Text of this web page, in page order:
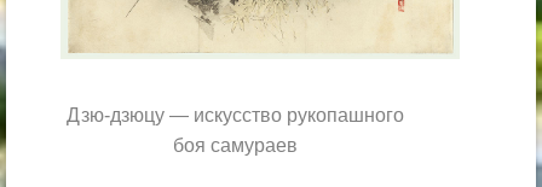
Дзю-дзюцу — искусство рукопашного
боя самураев